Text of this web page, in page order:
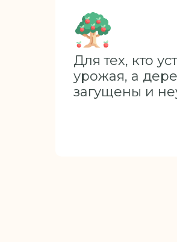
Для тех, кто
урожая, а
загущены и